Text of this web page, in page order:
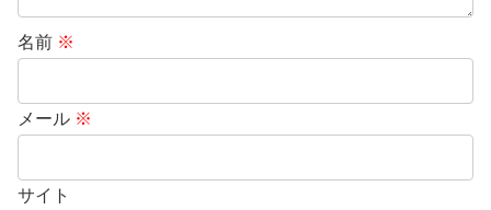
名前 ※
メール ※
サイト